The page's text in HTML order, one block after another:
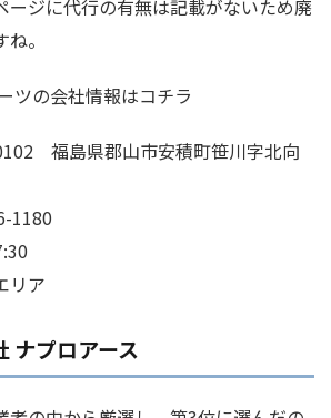
ージに代行の有無は記載がないため廃
。
ツの会社情報はコチラ
福島県郡山市安積町笹川字北向
1180
リア
プロアース